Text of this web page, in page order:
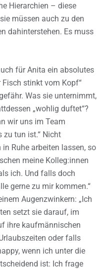
Hierarchien – diese
müssen auch zu den
dahinterstehen. Es muss
für Anita ein absolutes
Fisch stinkt vom Kopf“
Was sie unternimmt,
„wohlig duftet“?
wir uns im Team
zu tun ist.“ Nicht
Ruhe arbeiten lassen, so
meine Kolleg:innen
ich. Und falls doch
gerne zu mir kommen.“
Augenzwinkern: „Ich
setzt sie darauf, im
ihre kaufmännischen
oder falls
wenn ich unter die
ist: Ich frage